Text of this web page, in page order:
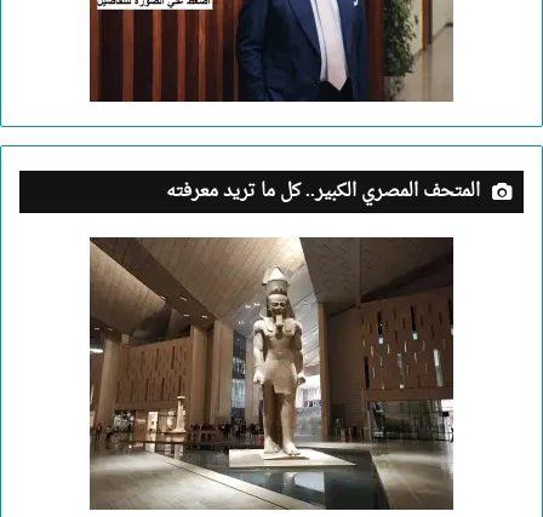
المتحف المصري الكبير.. كل ما تريد معرفته